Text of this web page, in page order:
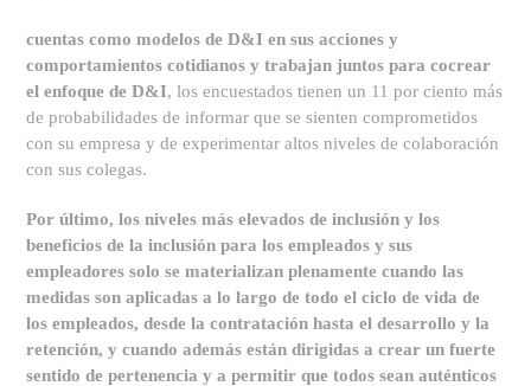
cuentas como modelos de D&I en sus acciones y
comportamientos cotidianos y trabajan juntos para cocrear
el enfoque de D&I, los encuestados tienen un 11 por ciento más
de probabilidades de informar que se sienten comprometidos
con su empresa y de experimentar altos niveles de colaboración
con sus colegas.
Por último, los niveles más elevados de inclusión y los
beneficios de la inclusión para los empleados y sus
empleadores solo se materializan plenamente cuando las
medidas son aplicadas a lo largo de todo el ciclo de vida de
los empleados, desde la contratación hasta el desarrollo y la
retención, y cuando además están dirigidas a crear un fuerte
sentido de pertenencia y a permitir que todos sean auténticos